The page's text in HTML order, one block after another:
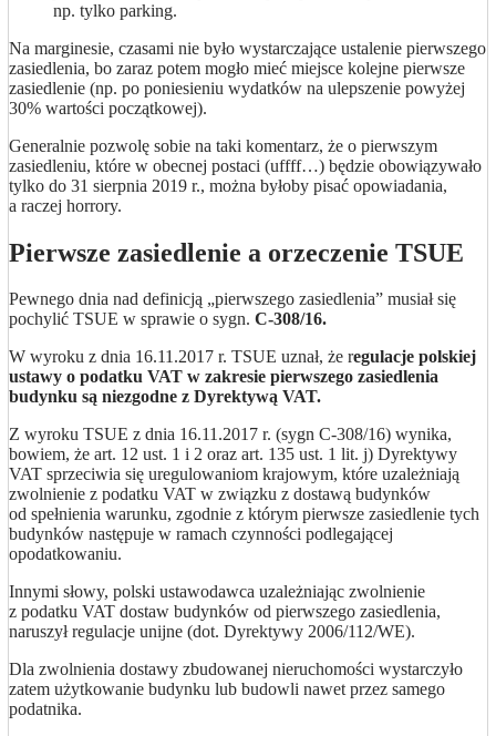
np. tylko parking.
Na marginesie, czasami nie było wystarczające ustalenie pierwszego
zasiedlenia, bo zaraz potem mogło mieć miejsce kolejne pierwsze
zasiedlenie (np. po poniesieniu wydatków na ulepszenie powyżej
30% wartości początkowej).
Generalnie pozwolę sobie na taki komentarz, że o pierwszym
zasiedleniu, które w obecnej postaci (uffff…) będzie obowiązywało
tylko do 31 sierpnia 2019 r., można byłoby pisać opowiadania,
a raczej horrory.
Pierwsze zasiedlenie a orzeczenie TSUE
Pewnego dnia nad definicją „pierwszego zasiedlenia” musiał się
pochylić TSUE w sprawie o sygn. C-308/16.
W wyroku z dnia 16.11.2017 r. TSUE uznał, że regulacje polskiej
ustawy o podatku VAT w zakresie pierwszego zasiedlenia
budynku są niezgodne z Dyrektywą VAT.
Z wyroku TSUE z dnia 16.11.2017 r. (sygn C-308/16) wynika,
bowiem, że art. 12 ust. 1 i 2 oraz art. 135 ust. 1 lit. j) Dyrektywy
VAT sprzeciwia się uregulowaniom krajowym, które uzależniają
zwolnienie z podatku VAT w związku z dostawą budynków
od spełnienia warunku, zgodnie z którym pierwsze zasiedlenie tych
budynków następuje w ramach czynności podlegającej
opodatkowaniu.
Innymi słowy, polski ustawodawca uzależniając zwolnienie
z podatku VAT dostaw budynków od pierwszego zasiedlenia,
naruszył regulacje unijne (dot. Dyrektywy 2006/112/WE).
Dla zwolnienia dostawy zbudowanej nieruchomości wystarczyło
zatem użytkowanie budynku lub budowli nawet przez samego
podatnika.